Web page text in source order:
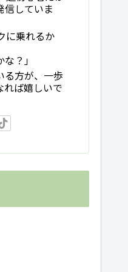
信していま
に乗れるか
？」
る方が、一歩
れば嬉しいで